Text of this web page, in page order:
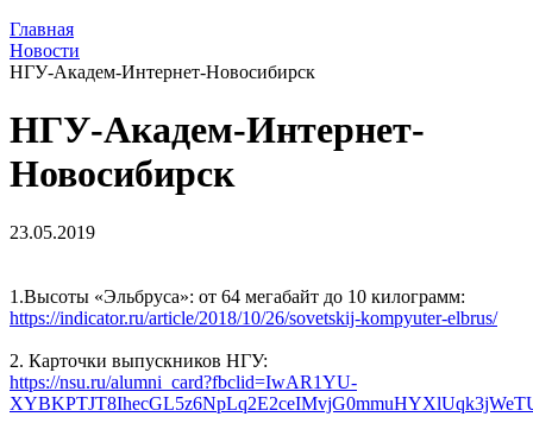
Главная
Новости
НГУ-Академ-Интернет-Новосибирск
НГУ-Академ-Интернет-
Новосибирск
23.05.2019
1.Высоты «Эльбруса»: от 64 мегабайт до 10 килограмм:
https://indicator.ru/article/2018/10/26/sovetskij-kompyuter-elbrus/
2. Карточки выпускников НГУ:
https://nsu.ru/alumni_card?fbclid=IwAR1YU-